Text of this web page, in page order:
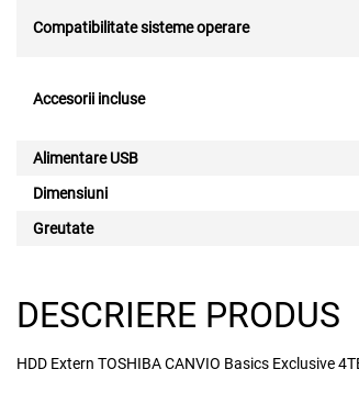
Compatibilitate sisteme operare
Accesorii incluse
Alimentare USB
Dimensiuni
Greutate
DESCRIERE PRODUS
HDD Extern TOSHIBA CANVIO Basics Exclusive